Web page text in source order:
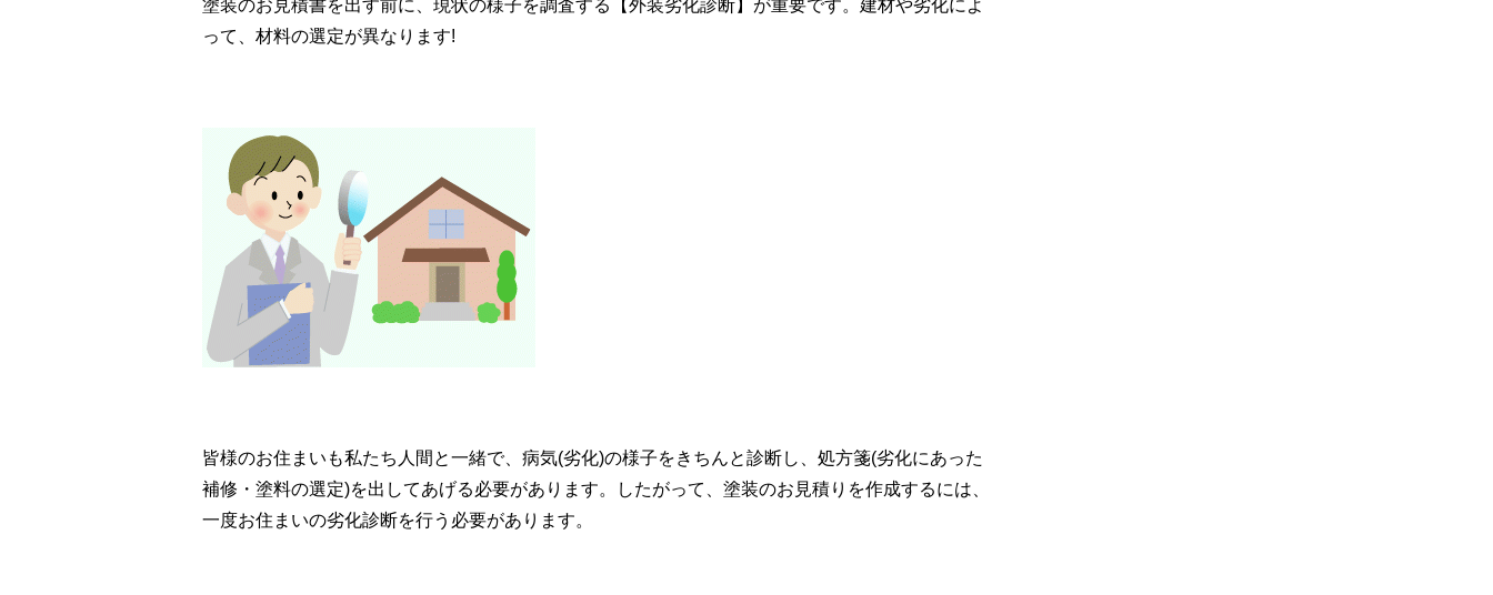
塗装のお見積書を出す前に、現状の様子を調査する【外装劣化診断】が重要です。建材や劣化によ
って、材料の選定が異なります!
皆様のお住まいも私たち人間と一緒で、病気(劣化)の様子をきちんと診断し、処方箋(劣化にあった
補修・塗料の選定)を出してあげる必要があります。したがって、塗装のお見積りを作成するには、
一度お住まいの劣化診断を行う必要があります。